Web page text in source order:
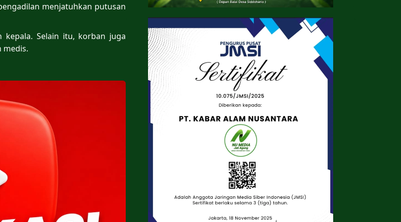
menjatuhkan putusan
kepala. Selain itu, korban juga
medis.